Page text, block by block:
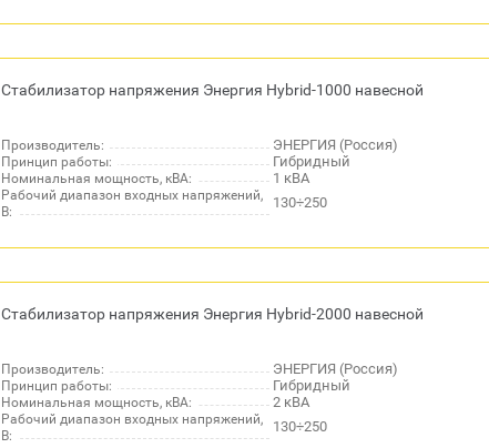
Стабилизатор напряжения Энергия Hybrid-1000 навесной
Производитель: ЭНЕРГИЯ (Россия)
Принцип работы: Гибридный
Номинальная мощность, кВА: 1 кВА
Рабочий диапазон входных напряжений,
В:
130÷250
Стабилизатор напряжения Энергия Hybrid-2000 навесной
Производитель: ЭНЕРГИЯ (Россия)
Принцип работы: Гибридный
Номинальная мощность, кВА: 2 кВА
Рабочий диапазон входных напряжений,
В:
130÷250